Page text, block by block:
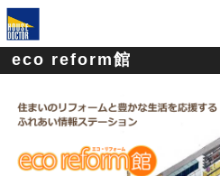
eco reform館